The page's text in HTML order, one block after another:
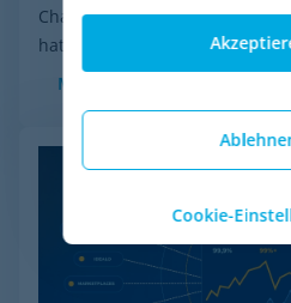
Chapter 11, das Wiser
hat. Auch wenn diese
Mehr sehen
Cookie-